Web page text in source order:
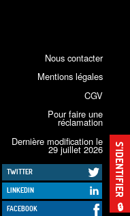
S’IDENTIFIER
🔒
Nous contacter
Mentions légales
CGV
Pour faire une
réclamation
Dernière modification le
29 juillet 2026
TWITTER
LINKEDIN
FACEBOOK